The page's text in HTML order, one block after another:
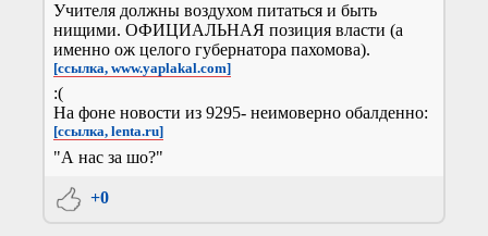
Учителя должны воздухом питаться и быть
нищими. ОФИЦИАЛЬНАЯ позиция власти (а
именно ож целого губернатора пахомова).
[ссылка, www.yaplakal.com]
:(
На фоне новости из 9295- неимоверно обалденно:
[ссылка, lenta.ru]
"А нас за шо?"
+0